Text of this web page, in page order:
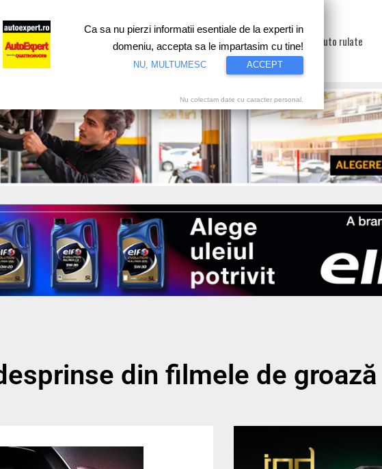
Test drive Motorsport Proiecte speciale Video Auto rulate
din filmele de groază
Ca sa nu pierzi informatii esentiale de la experti in
domeniu, accepta sa le impartasim cu tine!
NU, MULTUMESC ACCEPT
Nu colectam date cu caracter personal.